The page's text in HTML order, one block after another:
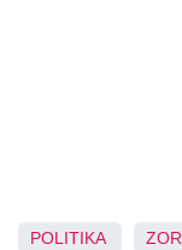
POLITIKA